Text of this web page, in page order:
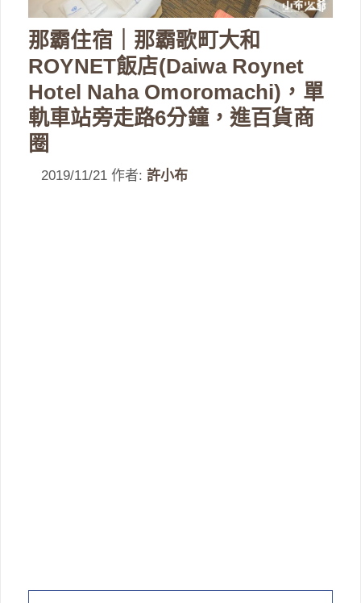
那霸住宿｜那霸歌町大和
ROYNET飯店(Daiwa Roynet
Hotel Naha Omoromachi)，單
軌車站旁走路6分鐘，進百貨商
圈
2019/11/21 作者: 許小布